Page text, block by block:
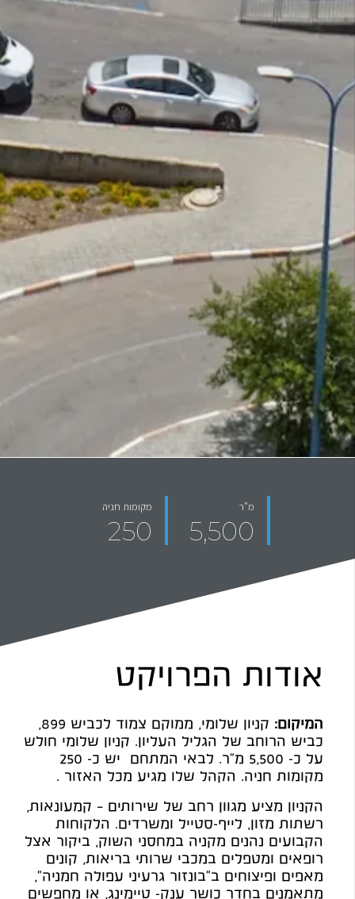
מ"ר
5,500
מקומות חניה
250
אודות הפרויקט
המיקום :
קניון שלומי, ממוקם צמוד לכביש 899,
כביש הרוחב של הגליל העליון. קניון שלומי חולש
על כ- 5,500 מ"ר. לבאי המתחם יש כ- 250
מקומות חניה. הקהל שלו מגיע מכל האזור .
הקניון מציע מגוון רחב של שירותים – קמעונאות,
רשתות מזון, לייף-סטייל ומשרדים. הלקוחות
הקבועים נהנים מקניה במחסני השוק, ביקור אצל
רופאים ומטפלים במכבי שרותי בריאות, קונים
מאפים ופיצוחים ב"בונזור גרעיני עפולה חמניה",
מתאמנים בחדר כושר ענק- טיימינג, או מחפשים